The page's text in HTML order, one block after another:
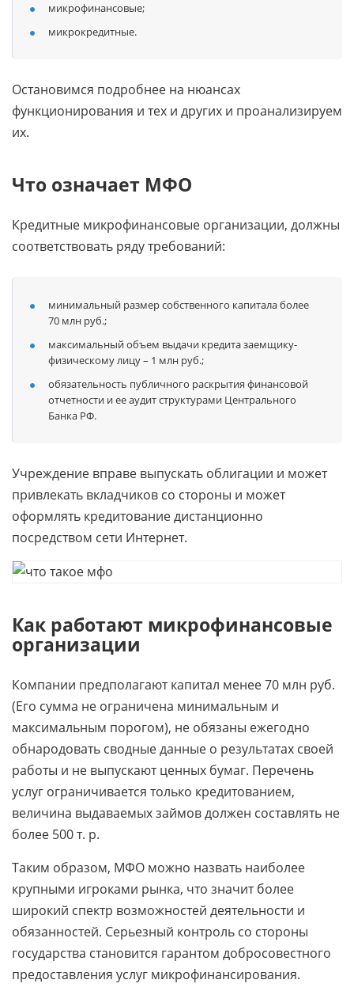
микрофинансовые;
микрокредитные.
Остановимся подробнее на нюансах
функционирования и тех и других и проанализируем
их.
Что означает МФО
Кредитные микрофинансовые организации, должны
соответствовать ряду требований:
минимальный размер собственного капитала более
70 млн руб.;
максимальный объем выдачи кредита заемщику-
физическому лицу – 1 млн руб.;
обязательность публичного раскрытия финансовой
отчетности и ее аудит структурами Центрального
Банка РФ.
Учреждение вправе выпускать облигации и может
привлекать вкладчиков со стороны и может
оформлять кредитование дистанционно
посредством сети Интернет.
Как работают микрофинансовые
организации
Компании предполагают капитал менее 70 млн руб.
(Его сумма не ограничена минимальным и
максимальным порогом), не обязаны ежегодно
обнародовать сводные данные о результатах своей
работы и не выпускают ценных бумаг. Перечень
услуг ограничивается только кредитованием,
величина выдаваемых займов должен составлять не
более 500 т. р.
Таким образом, МФО можно назвать наиболее
крупными игроками рынка, что значит более
широкий спектр возможностей деятельности и
обязанностей. Серьезный контроль со стороны
государства становится гарантом добросовестного
предоставления услуг микрофинансирования.